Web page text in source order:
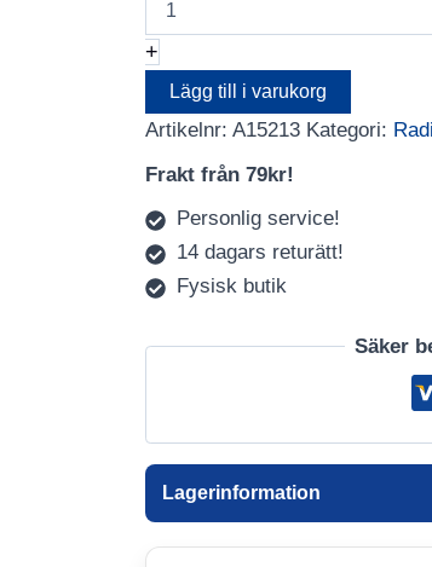
med
ficklampa
och
solcell
mängd
+
Lägg till i varukorg
Artikelnr: A15213 Kategori:
Frakt från 79kr!
Personlig service!
14 dagars returätt!
Fysisk butik
Säker
Lagerinformation